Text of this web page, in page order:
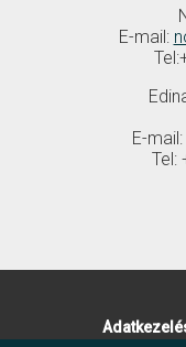
E-mail:
E-
Tel: